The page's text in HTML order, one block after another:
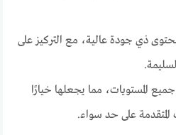
ذي جودة عالية، مع التركيز على
المستويات، مما يجعلها خيارًا
المتقدمة على حد سواء.